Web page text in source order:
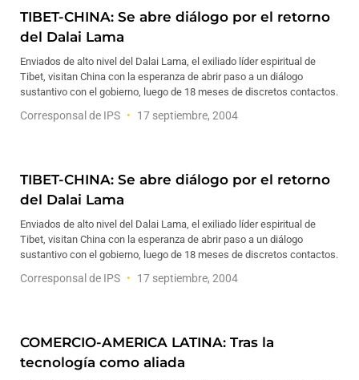
TIBET-CHINA: Se abre diálogo por el retorno
del Dalai Lama
Enviados de alto nivel del Dalai Lama, el exiliado líder espiritual de
Tibet, visitan China con la esperanza de abrir paso a un diálogo
sustantivo con el gobierno, luego de 18 meses de discretos contactos.
Corresponsal de IPS 17 septiembre, 2004
TIBET-CHINA: Se abre diálogo por el retorno
del Dalai Lama
Enviados de alto nivel del Dalai Lama, el exiliado líder espiritual de
Tibet, visitan China con la esperanza de abrir paso a un diálogo
sustantivo con el gobierno, luego de 18 meses de discretos contactos.
Corresponsal de IPS 17 septiembre, 2004
COMERCIO-AMERICA LATINA: Tras la
tecnología como aliada